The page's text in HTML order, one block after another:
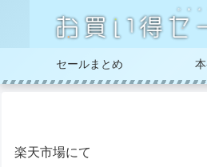
セールまとめ
楽天市場にて